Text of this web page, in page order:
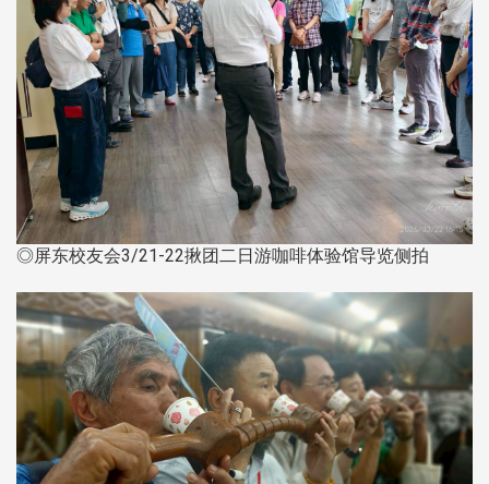
◎屏东校友会3/21-22揪团二日游咖啡体验馆导览侧拍